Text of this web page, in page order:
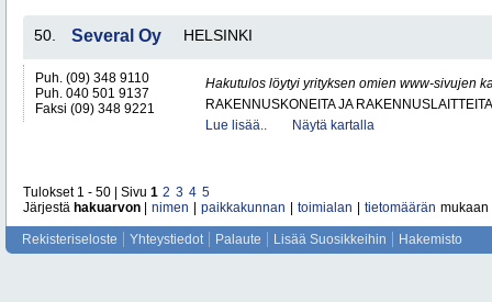
50. Several Oy HELSINKI
Puh. (09) 348 9110
Puh. 040 501 9137
Faksi (09) 348 9221
Hakutulos löytyi yrityksen omien www-sivujen
RAKENNUSKONEITA JA RAKENNUSLAITTEITA
Lue lisää..
Näytä kartalla
Tulokset 1 - 50 | Sivu 1 2 3 4 5
Järjestä hakuarvon nimen paikkakunnan toimialan tietomäärän mukaan
Rekisteriseloste Yhteystiedot Palaute Lisää Suosikkeihin Hakemisto